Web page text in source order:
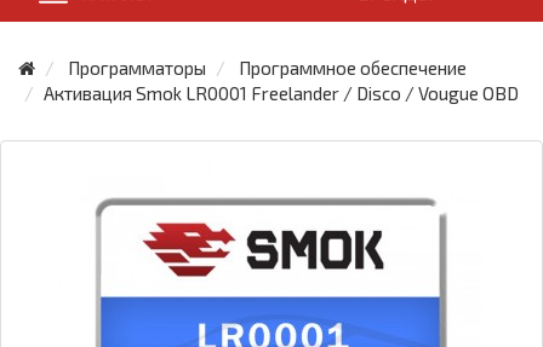
Программаторы
Программное обеспечение
Активация Smok LR0001 Freelander / Disco / Vougue OBD